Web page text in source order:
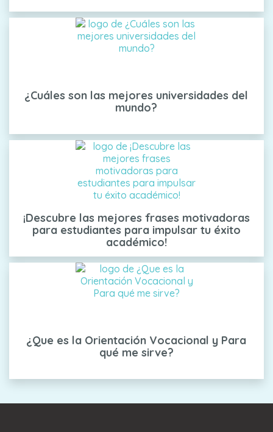
¿Cuáles son las mejores universidades del
mundo?
¡Descubre las mejores frases motivadoras
para estudiantes para impulsar tu éxito
académico!
¿Que es la Orientación Vocacional y Para
qué me sirve?